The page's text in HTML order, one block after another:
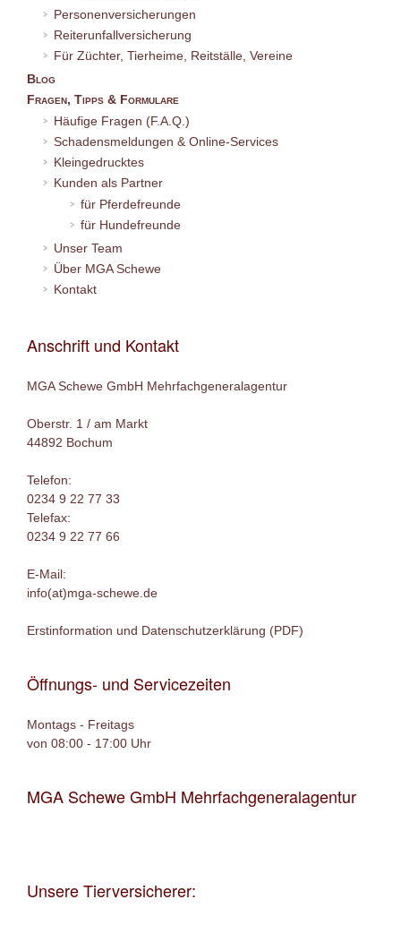
Personenversicherungen
Reiterunfallversicherung
Für Züchter, Tierheime, Reitställe, Vereine
Blog
Fragen, Tipps & Formulare
Häufige Fragen (F.A.Q.)
Schadensmeldungen & Online-Services
Kleingedrucktes
Kunden als Partner
für Pferdefreunde
für Hundefreunde
Unser Team
Über MGA Schewe
Kontakt
Anschrift und Kontakt
MGA Schewe GmbH Mehrfachgeneralagentur
Oberstr. 1 / am Markt
44892 Bochum
Telefon:
0234 9 22 77 33
Telefax:
0234 9 22 77 66
E-Mail:
info(at)mga-schewe.de
Erstinformation und Datenschutzerklärung (PDF)
Öffnungs- und Servicezeiten
Montags - Freitags
von 08:00 - 17:00 Uhr
MGA Schewe GmbH Mehrfachgeneralagentur
Unsere Tierversicherer: